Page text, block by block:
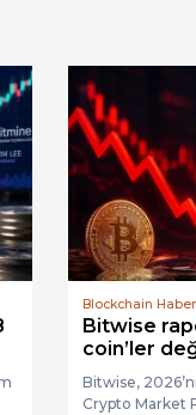
Blockchain
Bitwise
coin’ler
Bitwise,
Crypto Market